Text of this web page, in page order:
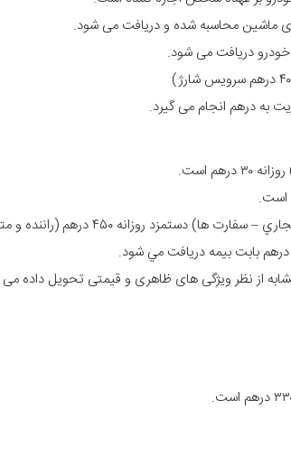
ماشین محاسبه شده و دریافت می شود.
خودرو دریافت می شود.
به درهم انجام می گیرد.
روزانه ۴۵۰ درهم (راننده و مترجم) است.
از نظر ویژگی های ظاهری و قیمتی تحویل داده